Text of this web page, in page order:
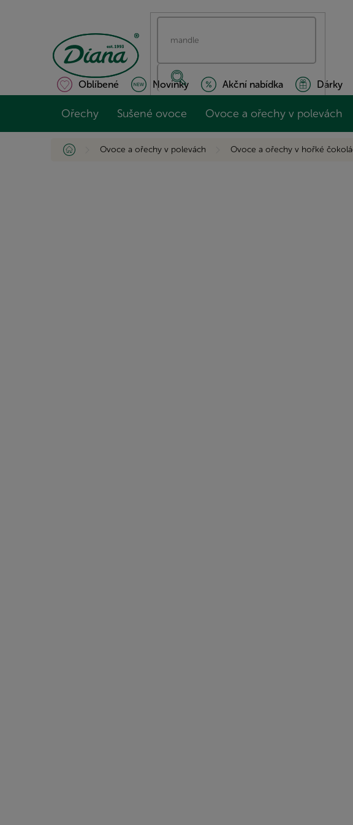
Oblíbené Novinky Akční nabídka Dárky
Ořechy Sušené ovoce Ovoce a ořechy v polevách
Domů Ovoce a ořechy v polevách Ovoce a ořechy v hořké